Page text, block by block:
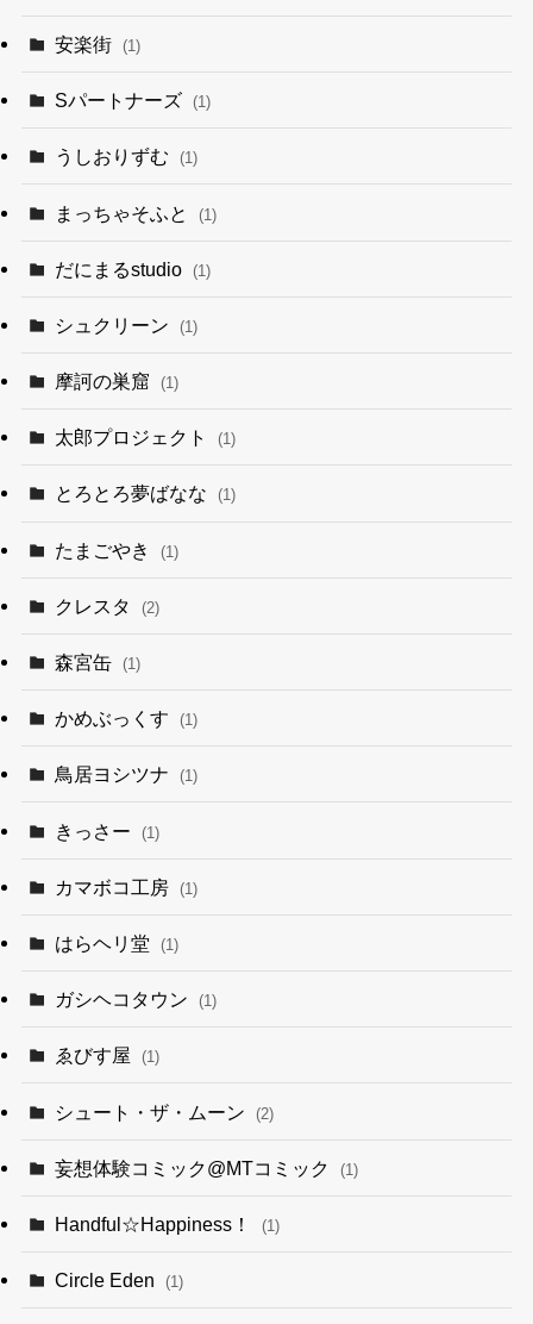
安楽街 (1)
Sパートナーズ (1)
うしおりずむ (1)
まっちゃそふと (1)
だにまるstudio (1)
シュクリーン (1)
摩訶の巣窟 (1)
太郎プロジェクト (1)
とろとろ夢ばなな (1)
たまごやき (1)
クレスタ (2)
森宮缶 (1)
かめぶっくす (1)
鳥居ヨシツナ (1)
きっさー (1)
カマボコ工房 (1)
はらヘリ堂 (1)
ガシヘコタウン (1)
ゑびす屋 (1)
シュート・ザ・ムーン (2)
妄想体験コミック@MTコミック (1)
Handful☆Happiness！ (1)
Circle Eden (1)